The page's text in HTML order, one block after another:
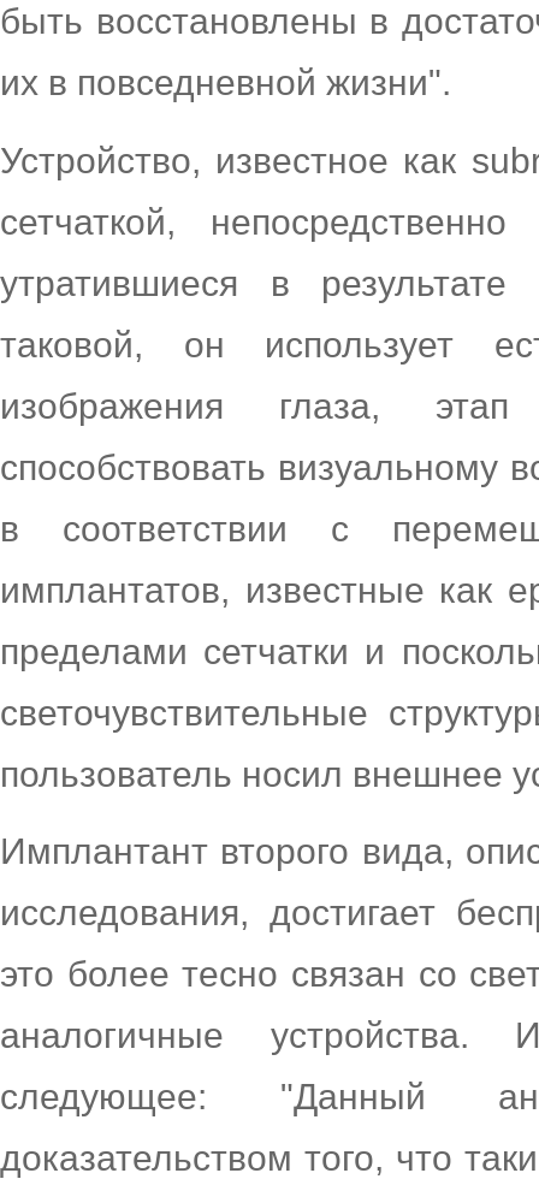
быть восстановлены в
их в повседневной жизни".
Устройство, известное как
сетчаткой,
утратившиеся в
таковой, он использует
изображения глаза,
способствовать визуальному
в соответствии с
имплантатов, известные как
пределами сетчатки и
светочувствительные
пользователь носил внешнее
Имплантант второго вида,
исследования, достигает
это более тесно связан со
аналогичные
следующее: "Данный
доказательством того, что